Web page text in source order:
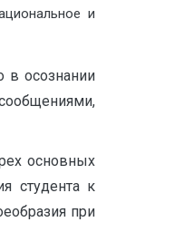
и
в осознании
основных
студента к
при